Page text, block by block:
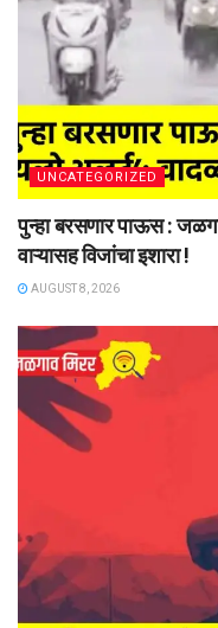
UNCATEGORIZED
पुन्हा बरसणार पाऊस :
वाऱ्यासह विजांचा इशारा !
AUGUST 8, 2026